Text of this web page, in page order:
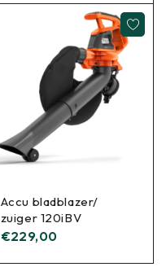
Accu bladblazer/
zuiger 120iBV
€229,00